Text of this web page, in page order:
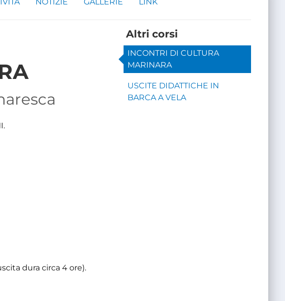
dura circa 4 ore).
Altri corsi
INCONTRI DI CULTURA
MARINARA
USCITE DIDATTICHE IN
BARCA A VELA